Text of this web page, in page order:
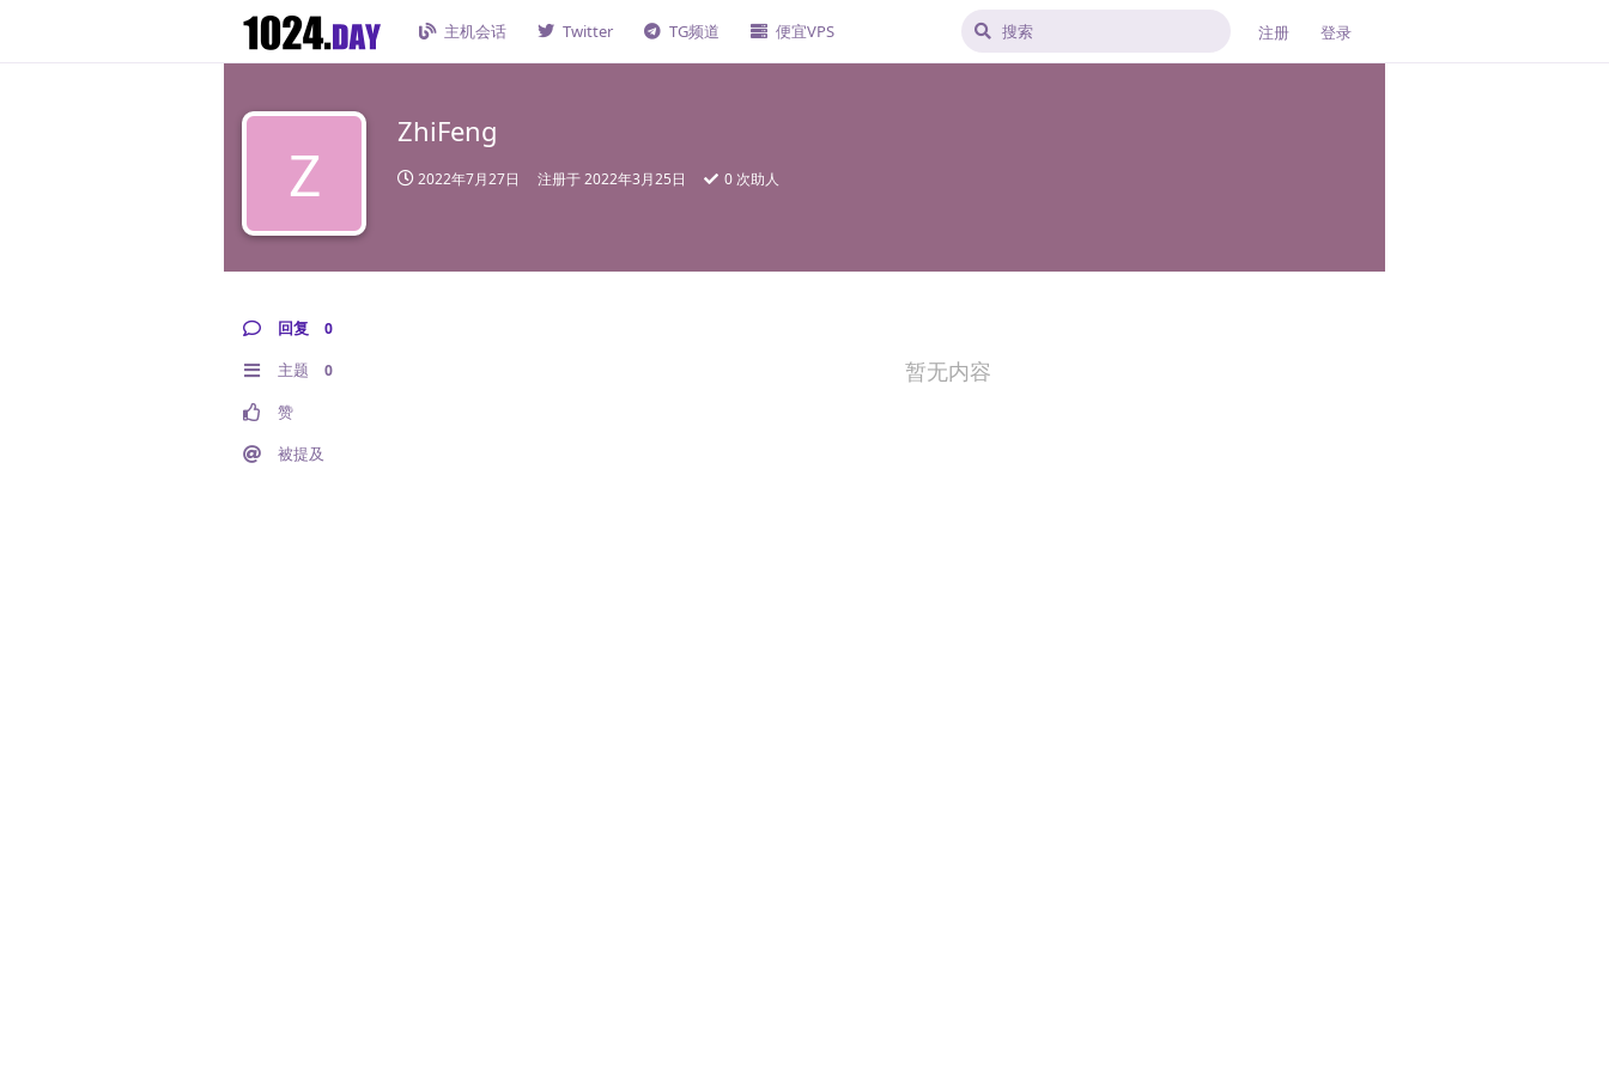
主机会话 Twitter TG频道 便宜VPS 注册 登录
Z
ZhiFeng
2022年7月27日 注册于2022年3月25日 0 次助人
回复 0
主题 0
赞
被提及
暂无内容